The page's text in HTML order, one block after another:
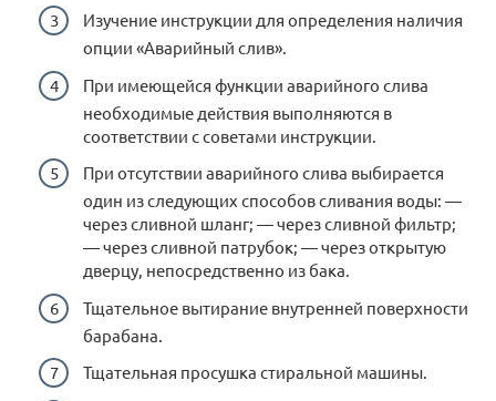
Изучение инструкции для определения наличия
опции «Аварийный слив».
При имеющейся функции аварийного слива
необходимые действия выполняются в
соответствии с советами инструкции.
При отсутствии аварийного слива выбирается
один из следующих способов сливания воды: —
через сливной шланг; — через сливной фильтр;
— через сливной патрубок; — через открытую
дверцу, непосредственно из бака.
Тщательное вытирание внутренней поверхности
барабана.
Тщательная просушка стиральной машины.